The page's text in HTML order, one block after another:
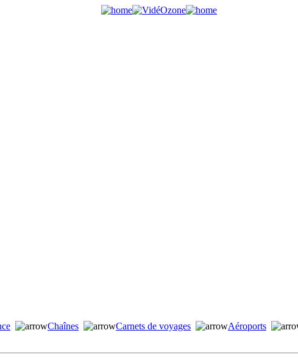
Chaînes Carnets de voyages Aéroports